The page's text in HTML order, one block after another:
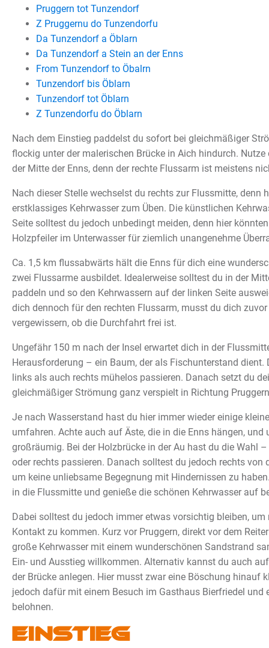
Pruggern tot Tunzendorf
Z Pruggernu do Tunzendorfu
Da Tunzendorf a Öblarn
Da Tunzendorf a Stein an der Enns
From Tunzendorf to Öbalrn
Tunzendorf bis Öblarn
Tunzendorf tot Öblarn
Z Tunzendorfu do Öblarn
Nach dem Einstieg paddelst du sofort bei gleichmäßiger
flockig unter der malerischen Brücke in Aich hindurch.
der Mitte der Enns, denn der rechte Flussarm ist meistens
Nach dieser Stelle wechselst du rechts zur Flussmitte, denn
erstklassiges Kehrwasser zum Üben. Die künstlichen
Seite solltest du jedoch unbedingt meiden, denn hier
Holzpfeiler im Unterwasser für ziemlich unangenehme
Ca. 1,5 km flussabwärts hält die Enns für dich eine
zwei Flussarme ausbildet. Idealerweise solltest du in der
paddeln und so den Kehrwassern auf der linken Seite
dich dennoch für den rechten Flussarm, musst du dich
vergewissern, ob die Durchfahrt frei ist.
Ungefähr 150 m nach der Insel erwartet dich in der
Herausforderung – ein Baum, der als Fischunterstand
links als auch rechts mühelos passieren. Danach setzt du
gleichmäßiger Strömung ganz verspielt in Richtung
Je nach Wasserstand hast du hier immer wieder einige
umfahren. Achte auch auf Äste, die in die Enns hängen,
großräumig. Bei der Holzbrücke in der Au hast du die Wahl
oder rechts passieren. Danach solltest du jedoch rechts von
um keine unliebsame Begegnung mit Hindernissen zu
in die Flussmitte und genieße die schönen Kehrwasser auf
Dabei solltest du jedoch immer etwas vorsichtig bleiben,
Kontakt zu kommen. Kurz vor Pruggern, direkt vor dem
große Kehrwasser mit einem wunderschönen Sandstrand
Ein- und Ausstieg willkommen. Alternativ kannst du auch
der Brücke anlegen. Hier musst zwar eine Böschung hinauf
jedoch dafür mit einem Besuch im Gasthaus Bierfriedel und
belohnen.
Einstieg